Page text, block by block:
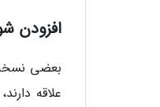
افزودن
بعضی نسخه
علاقه